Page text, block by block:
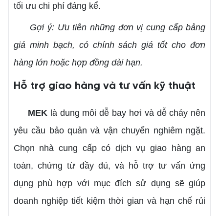
tối ưu chi phí đáng kể.
Gợi ý: Ưu tiên những đơn vị cung cấp bảng
giá minh bạch, có chính sách giá tốt cho đơn
hàng lớn hoặc hợp đồng dài hạn.
Hỗ trợ giao hàng và tư vấn kỹ thuật
MEK là dung môi dễ bay hơi và dễ cháy nên
yêu cầu bảo quản và vận chuyển nghiêm ngặt.
Chọn nhà cung cấp có dịch vụ giao hàng an
toàn, chứng từ đầy đủ, và hỗ trợ tư vấn ứng
dụng phù hợp với mục đích sử dụng sẽ giúp
doanh nghiệp tiết kiệm thời gian và hạn chế rủi